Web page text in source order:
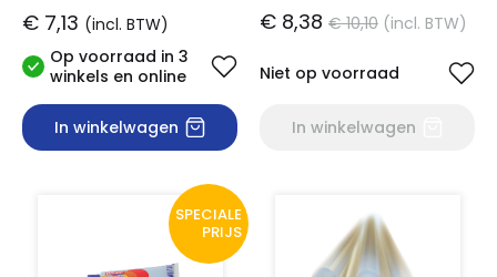
€ 7,13 (incl. BTW)
Op voorraad in 3
winkels en online
In winkelwagen
€ 8,38 € 10,10 (incl. BTW)
Niet op voorraad
In winkelwagen
SPECIALE
PRIJS